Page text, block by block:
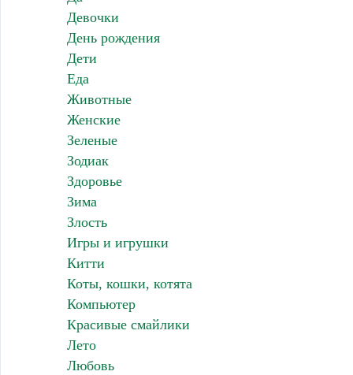
Девочки
День рождения
Дети
Еда
Животные
Женские
Зеленые
Зодиак
Здоровье
Зима
Злость
Игры и игрушки
Китти
Коты, кошки, котята
Компьютер
Красивые смайлики
Лето
Любовь